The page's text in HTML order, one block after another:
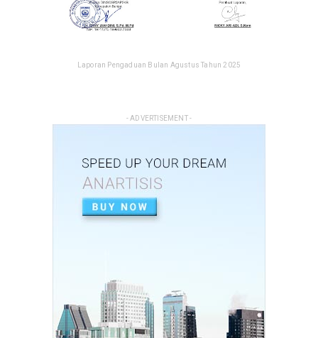
Laporan Pengaduan Bulan Agustus Tahun 2025
- ADVERTISEMENT -